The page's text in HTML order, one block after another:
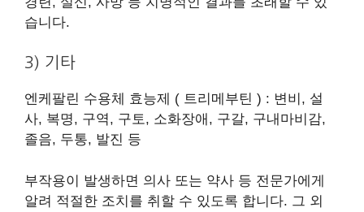
습니다.
​3) 기타
엔케팔린 수용체 효능제 ( 트리메부틴 ) : 변비, 설
사, 복명, 구역, 구토, 소화장애, 구갈, 구내마비감,
졸음, 두통, 발진 등
부작용이 발생하면 의사 또는 약사 등 전문가에게
알려 적절한 조치를 취할 수 있도록 합니다. 그 외